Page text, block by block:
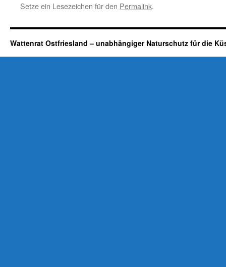
Setze ein Lesezeichen für den Permalink.
Wattenrat Ostfriesland – unabhängiger Naturschutz für die